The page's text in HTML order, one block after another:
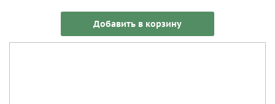
Добавить в корзину